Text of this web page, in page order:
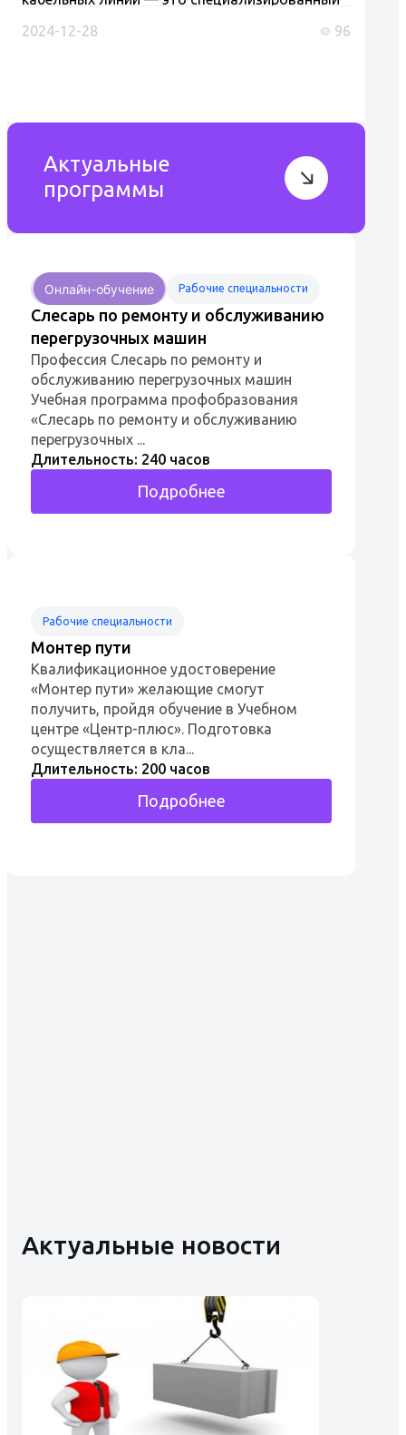
ремонт и обслуживание кабельных линий,
2024-12-28 96
Актуальные
программы
Онлайн-обучение Рабочие специальности
Слесарь по ремонту и обслуживанию
перегрузочных машин
Профессия Слесарь по ремонту и
обслуживанию перегрузочных машин
Учебная программа профобразования
«Слесарь по ремонту и обслуживанию
перегрузочных ...
Длительность: 240 часов
Подробнее
Рабочие специальности
Монтер пути
Квалификационное удостоверение
«Монтер пути» желающие смогут
получить, пройдя обучение в Учебном
центре «Центр-плюс». Подготовка
осуществляется в кла...
Длительность: 200 часов
Подробнее
Актуальные новости